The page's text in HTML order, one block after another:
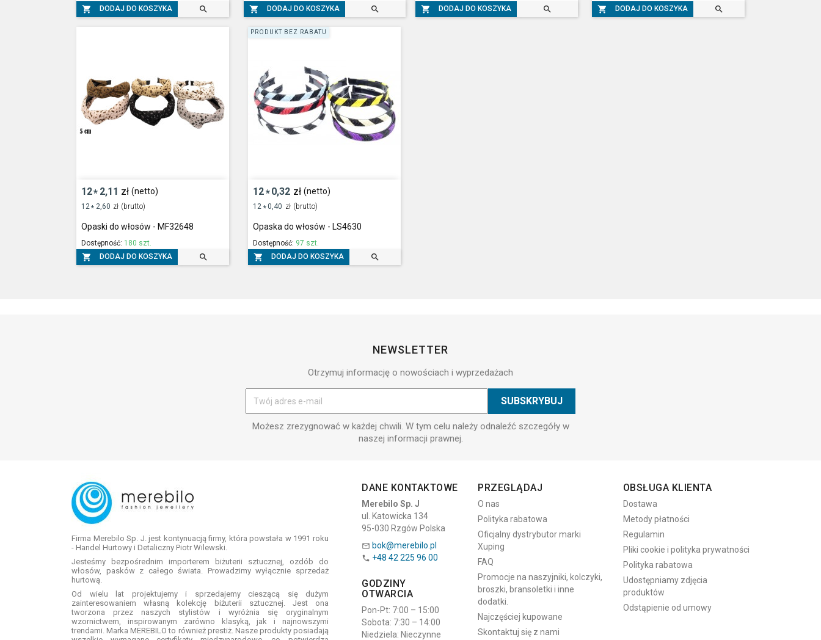
 DODAJ DO KOSZYKA   DODAJ DO KOSZYKA   DODAJ DO KOSZYKA   DODAJ DO KOSZYKA 
12* 2,11 zł (netto)
12* 2,60 zł (brutto)
Opaski do włosów - MF32648
Dostępność: 180 szt.
 DODAJ DO KOSZYKA 
12*0,32 zł (netto)
12 *0,40 zł (brutto)
Opaska do włosów - LS4630
Dostępność: 97 szt.
 DODAJ DO KOSZYKA 
PRODUKT BEZ RABATU
NEWSLETTER
Otrzymuj informację o nowościach i wyprzedażach
Możesz zrezygnować w każdej chwili. W tym celu należy odnaleźć szczegóły w
naszej informacji prawnej.
Firma Merebilo Sp. J. jest kontynuacją firmy, która powstała w 1991 roku
- Handel Hurtowy i Detaliczny Piotr Wilewski.
Jesteśmy bezpośrednim importerem biżuterii sztucznej, ozdób do
włosów, pasków z całego świata. Prowadzimy wyłącznie sprzedaż
hurtową.
Od wielu lat projektujemy i sprzedajemy cieszącą się dużym
zainteresowaniem własną kolekcję biżuterii sztucznej. Jest ona
tworzona przez naszych stylistów i wyróżnia się oryginalnym
wzornictwem, inspirowanym zarówno klasyką, jak i najnowszymi
trendami. Marka MEREBILO to również prestiż. Nasze produkty posiadają
DANE KONTAKTOWE
Merebilo Sp. J
ul. Katowicka 134
95-030 Rzgów Polska
 bok@merebilo.pl
 +48 42 225 96 00
GODZINY
OTWARCIA
Pon-Pt: 7:00 – 15:00
Sobota: 7:30 – 14:00
Niedziela: Nieczynne
PRZEGLĄDAJ
O nas
Polityka rabatowa
Oficjalny dystrybutor marki
Xuping
FAQ
Promocje na naszyjniki, kolczyki,
broszki, bransoletki i inne
dodatki.
Najczęściej kupowane
Skontaktuj się z nami
OBSŁUGA KLIENTA
Dostawa
Metody płatności
Regulamin
Pliki cookie i polityka prywatności
Polityka rabatowa
Udostępniamy zdjęcia
produktów
Odstąpienie od umowy